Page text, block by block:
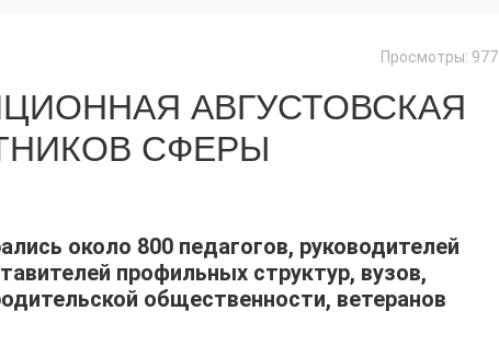
Просмотры: 977
АВГУСТОВСКАЯ
СФЕРЫ
около 800 педагогов, руководителей
профильных структур, вузов,
общественности, ветеранов